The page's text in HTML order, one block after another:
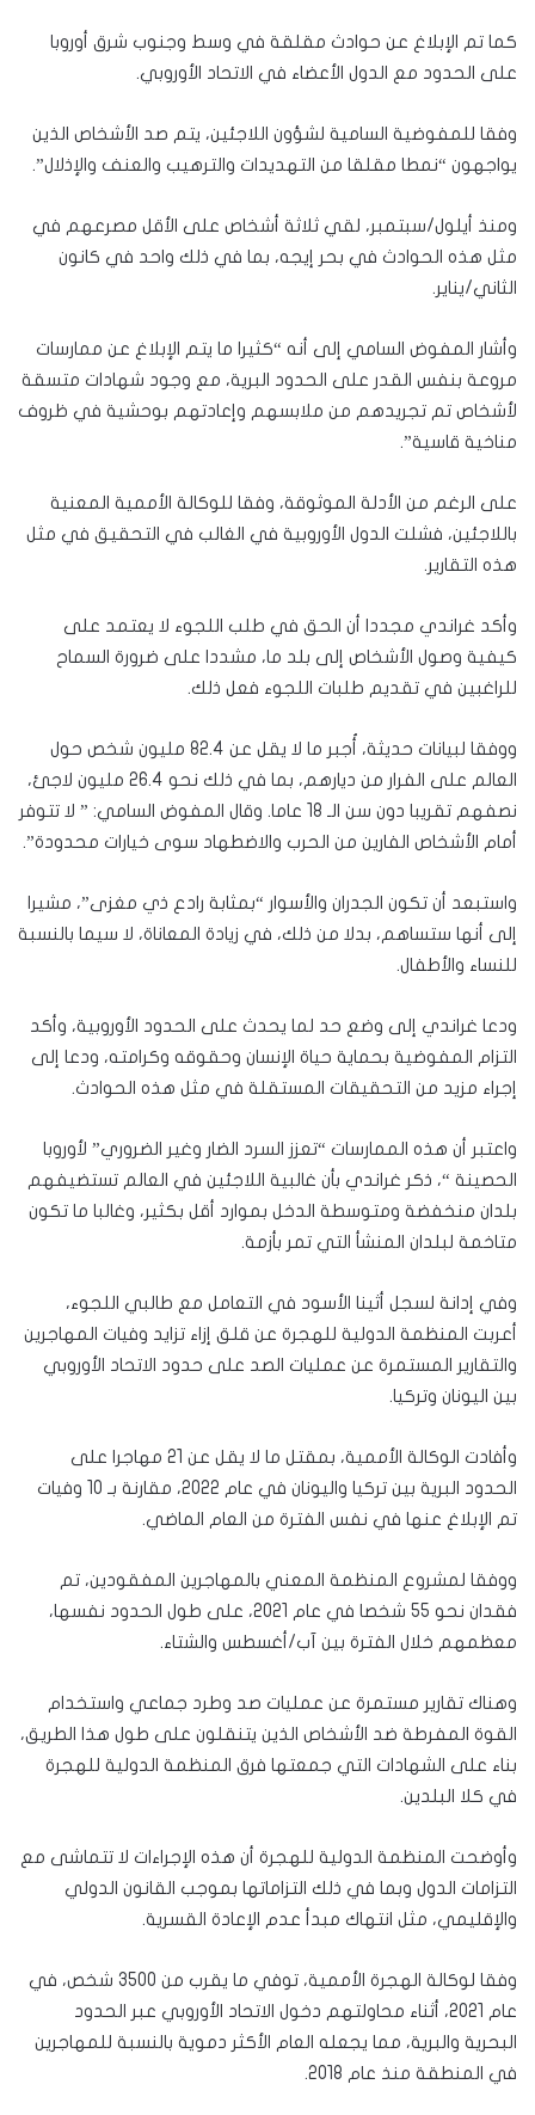
كما تم الإبلاغ عن حوادث مقلقة في وسط وجنوب شرق أوروبا
على الحدود مع الدول الأعضاء في الاتحاد الأوروبي.
وفقا للمفوضية السامية لشؤون اللاجئين، يتم صد الأشخاص الذين
يواجهون “نمطا مقلقا من التهديدات والترهيب والعنف والإذلال”.
ومنذ أيلول/سبتمبر، لقي ثلاثة أشخاص على الأقل مصرعهم في
مثل هذه الحوادث في بحر إيجه، بما في ذلك واحد في كانون
الثاني/يناير.
وأشار المفوض السامي إلى أنه “كثيرا ما يتم الإبلاغ عن ممارسات
مروعة بنفس القدر على الحدود البرية، مع وجود شهادات متسقة
لأشخاص تم تجريدهم من ملابسهم وإعادتهم بوحشية في ظروف
مناخية قاسية”.
على الرغم من الأدلة الموثوقة، وفقا للوكالة الأممية المعنية
باللاجئين، فشلت الدول الأوروبية في الغالب في التحقيق في مثل
هذه التقارير.
وأكد غراندي مجددا أن الحق في طلب اللجوء لا يعتمد على
كيفية وصول الأشخاص إلى بلد ما، مشددا على ضرورة السماح
للراغبين في تقديم طلبات اللجوء فعل ذلك.
ووفقا لبيانات حديثة، أُجبر ما لا يقل عن 82.4 مليون شخص حول
العالم على الفرار من ديارهم، بما في ذلك نحو 26.4 مليون لاجئ،
نصفهم تقريبا دون سن الـ 18 عاما. وقال المفوض السامي: ” لا تتوفر
أمام الأشخاص الفارين من الحرب والاضطهاد سوى خيارات محدودة”.
واستبعد أن تكون الجدران والأسوار “بمثابة رادع ذي مغزى”، مشيرا
إلى أنها ستساهم، بدلا من ذلك، في زيادة المعاناة، لا سيما بالنسبة
للنساء والأطفال.
ودعا غراندي إلى وضع حد لما يحدث على الحدود الأوروبية، وأكد
التزام المفوضية بحماية حياة الإنسان وحقوقه وكرامته، ودعا إلى
إجراء مزيد من التحقيقات المستقلة في مثل هذه الحوادث.
واعتبر أن هذه الممارسات “تعزز السرد الضار وغير الضروري” لأوروبا
الحصينة “، ذكر غراندي بأن غالبية اللاجئين في العالم تستضيفهم
بلدان منخفضة ومتوسطة الدخل بموارد أقل بكثير، وغالبا ما تكون
متاخمة لبلدان المنشأ التي تمر بأزمة.
وفي إدانة لسجل أثينا الأسود في التعامل مع طالبي اللجوء،
أعربت المنظمة الدولية للهجرة عن قلق إزاء تزايد وفيات المهاجرين
والتقارير المستمرة عن عمليات الصد على حدود الاتحاد الأوروبي
بين اليونان وتركيا.
وأفادت الوكالة الأممية، بمقتل ما لا يقل عن 21 مهاجرا على
الحدود البرية بين تركيا واليونان في عام 2022، مقارنة بـ 10 وفيات
تم الإبلاغ عنها في نفس الفترة من العام الماضي.
ووفقا لمشروع المنظمة المعني بالمهاجرين المفقودين، تم
فقدان نحو 55 شخصا في عام 2021، على طول الحدود نفسها،
معظمهم خلال الفترة بين آب/أغسطس والشتاء.
وهناك تقارير مستمرة عن عمليات صد وطرد جماعي واستخدام
القوة المفرطة ضد الأشخاص الذين يتنقلون على طول هذا الطريق،
بناء على الشهادات التي جمعتها فرق المنظمة الدولية للهجرة
في كلا البلدين.
وأوضحت المنظمة الدولية للهجرة أن هذه الإجراءات لا تتماشى مع
التزامات الدول وبما في ذلك التزاماتها بموجب القانون الدولي
والإقليمي، مثل انتهاك مبدأ عدم الإعادة القسرية.
وفقا لوكالة الهجرة الأممية، توفي ما يقرب من 3500 شخص، في
عام 2021، أثناء محاولتهم دخول الاتحاد الأوروبي عبر الحدود
البحرية والبرية، مما يجعله العام الأكثر دموية بالنسبة للمهاجرين
في المنطقة منذ عام 2018.